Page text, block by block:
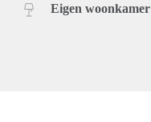
Eigen woonkamer